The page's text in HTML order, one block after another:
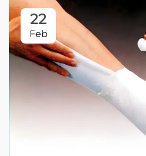
22
Feb